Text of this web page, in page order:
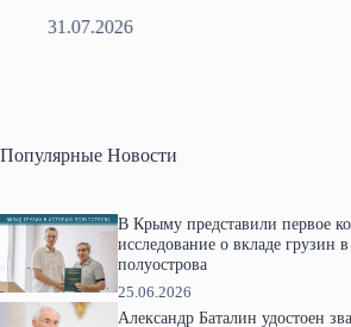
31.07.2026
Популярные Новости
В Крыму представили первое
исследование о вкладе грузин
полуострова
25.06.2026
Александр Баталин удостоен